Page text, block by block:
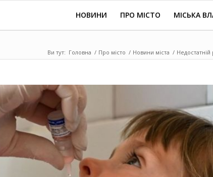
НОВИНИ ПРО МІСТО МІСЬКА
Ви тут: Головна / Про місто / Новини міста / Недостатній